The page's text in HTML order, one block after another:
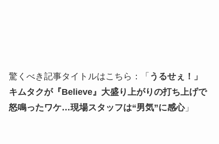
驚くべき記事タイトルはこちら：「 うるせぇ！」
キムタクが『Believe』大盛り上がりの打ち上げで
怒鳴ったワケ…現場スタッフは“男気”に感心」